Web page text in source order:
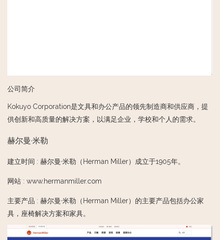
公司简介
Kokuyo Corporation是文具和办公产品的领先制造商和供应商，提
供创新和高质量的解决方案，以满足企业，学校和个人的需求。
赫尔曼·米勒
建立时间 : 赫尔曼·米勒（Herman Miller）成立于1905年。
网站 : www.hermanmiller.com
主要产品 : 赫尔曼·米勒（Herman Miller）的主要产品包括办公家
具，座椅解决方案和家具。